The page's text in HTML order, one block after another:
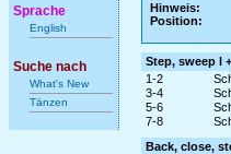
Sprache
English
Suche nach
What's New
Tänzen
Hinweis:
Position:
Step, sweep l
1-2
3-4
5-6
7-8
Back, close,